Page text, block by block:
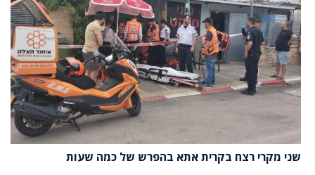
שני מקרי רצח בקרית אתא בהפרש של כמה שעות